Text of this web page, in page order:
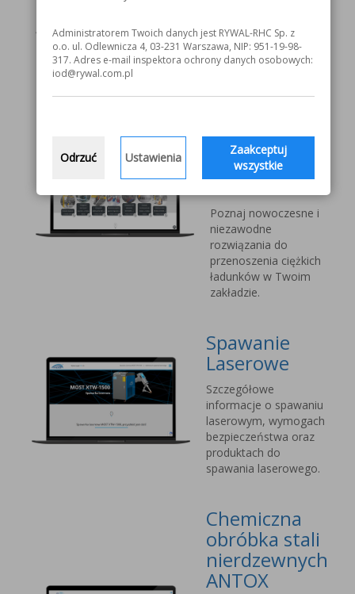
przyłbicy spawalniczej
V1000 MOST
Systemy
bliskiego
Vetter Kran
Technik
Poznaj nowoczesne i
niezawodne
rozwiązania do
przenoszenia ciężkich
ładunków w Twoim
zakładzie.
Spawanie
Laserowe
Szczegółowe
informacje o spawaniu
laserowym, wymogach
bezpieczeństwa oraz
produktach do
spawania laserowego.
Chemiczna
obróbka stali
nierdzewnych
ANTOX
Administratorem Twoich danych jest RYWAL-RHC Sp. z
o.o. ul. Odlewnicza 4, 03-231 Warszawa, NIP: 951-19-98-
317. Adres e-mail inspektora ochrony danych osobowych:
iod@rywal.com.pl
Odrzuć Ustawienia
Zaakceptuj
wszystkie